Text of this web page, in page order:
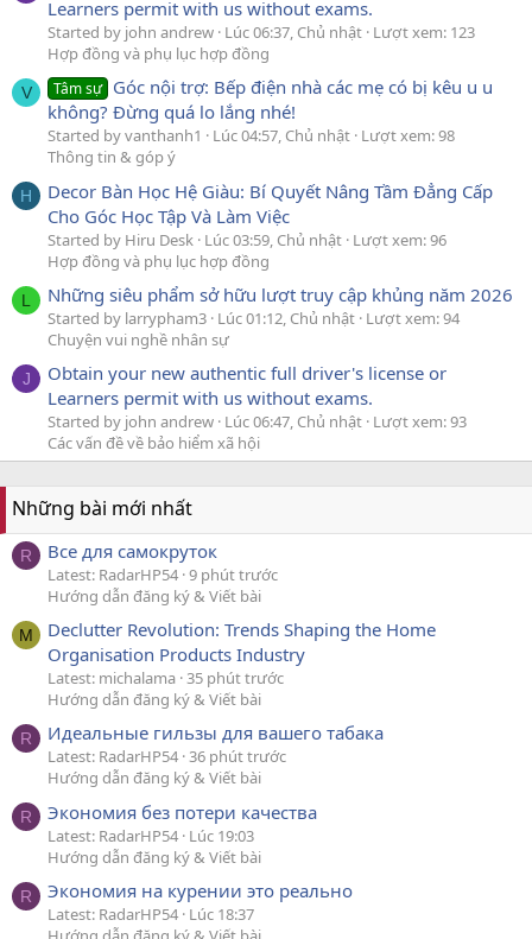
Learners permit with us without exams.
Started by john andrew Lúc 06:37, Chủ nhật Lượt xem: 123
Hợp đồng và phụ lục hợp đồng
V Tâm sự Góc nội trợ: Bếp điện nhà các mẹ có bị kêu u u
không? Đừng quá lo lắng nhé!
Started by vanthanh1 Lúc 04:57, Chủ nhật Lượt xem: 98
Thông tin & góp ý
H
Decor Bàn Học Hệ Giàu: Bí Quyết Nâng Tầm Đẳng Cấp
Cho Góc Học Tập Và Làm Việc
Started by Hiru Desk Lúc 03:59, Chủ nhật Lượt xem: 96
Hợp đồng và phụ lục hợp đồng
L Những siêu phẩm sở hữu lượt truy cập khủng năm 2026
Started by larrypham3 Lúc 01:12, Chủ nhật Lượt xem: 94
Chuyện vui nghề nhân sự
J
Obtain your new authentic full driver's license or
Learners permit with us without exams.
Started by john andrew Lúc 06:47, Chủ nhật Lượt xem: 93
Các vấn đề về bảo hiểm xã hội
Những bài mới nhất
R Все для самокруток
Latest: RadarHP54 9 phút trước
Hướng dẫn đăng ký & Viết bài
M
Declutter Revolution: Trends Shaping the Home
Organisation Products Industry
Latest: michalama 35 phút trước
Hướng dẫn đăng ký & Viết bài
R Идеальные гильзы для вашего табака
Latest: RadarHP54 36 phút trước
Hướng dẫn đăng ký & Viết bài
R Экономия без потери качества
Latest: RadarHP54 Lúc 19:03
Hướng dẫn đăng ký & Viết bài
R Экономия на курении это реально
Latest: RadarHP54 Lúc 18:37